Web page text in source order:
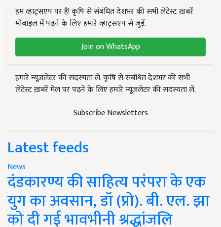
हम व्हाट्सएप पर हैं! कृषि से संबंधित देशभर की सभी लेटेस्ट ख़बरें
मोबाइल में पढ़ने के लिए हमारे व्हाट्सएप से जुड़ें.
Join on WhatsApp
हमारे न्यूज़लेटर की सदस्यता लें. कृषि से संबंधित देशभर की सभी
लेटेस्ट ख़बरें मेल पर पढ़ने के लिए हमारे न्यूज़लेटर की सदस्यता लें.
Subscribe Newsletters
Latest feeds
News
दंडकारण्य की साहित्य परंपरा के एक
युग का अवसान, डॉ (प्रो). बी. एल. झा
को दी गई भावभीनी श्रद्धांजलि